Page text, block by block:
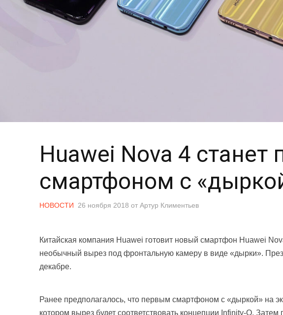
Huawei Nova 4 станет
смартфоном с
НОВОСТИ 26 ноября 2018 от Артур Климентьев
Китайская компания Huawei готовит новый смартфон Huawei
необычный вырез под фронтальную камеру в виде «дырки».
декабре.
Ранее предполагалось, что первым смартфоном с «дыркой» на
котором вырез будет соответствовать концепции Infinity-O.